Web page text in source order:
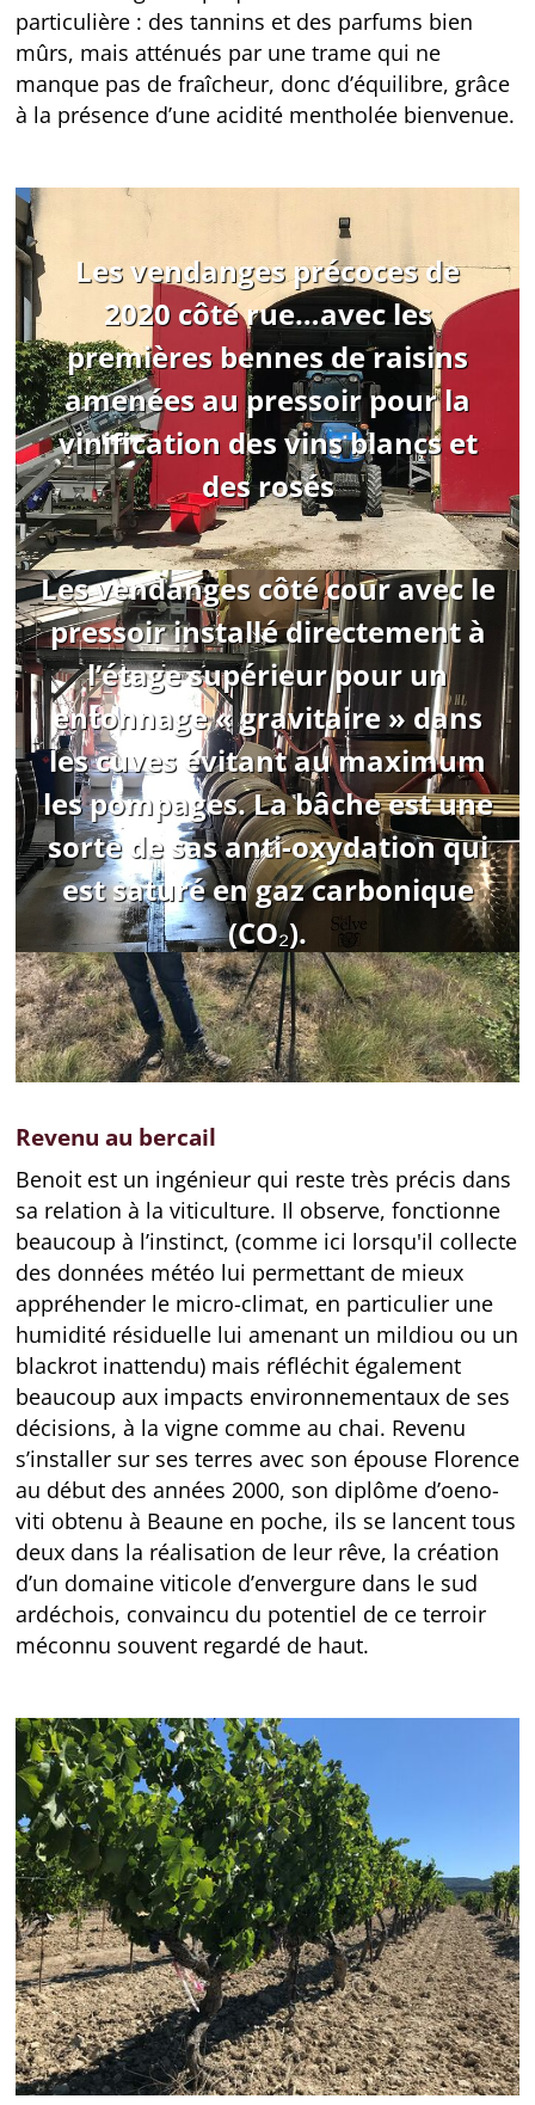
particulière : des tannins et des parfums bien
mûrs, mais atténués par une trame qui ne
manque pas de fraîcheur, donc d’équilibre, grâce
à la présence d’une acidité mentholée bienvenue.
Les vendanges précoces de
2020 côté rue…avec les
premières bennes de raisins
amenées au pressoir pour la
vinification des vins blancs et
des rosés
Les vendanges côté cour avec le
pressoir installé directement à
l’étage supérieur pour un
entonnage « gravitaire » dans
les cuves évitant au maximum
les pompages. La bâche est une
sorte de sas anti-oxydation qui
est saturé en gaz carbonique
(CO₂).
Revenu au bercail
Benoit est un ingénieur qui reste très précis dans
sa relation à la viticulture. Il observe, fonctionne
beaucoup à l’instinct, (comme ici lorsqu'il collecte
des données météo lui permettant de mieux
appréhender le micro-climat, en particulier une
humidité résiduelle lui amenant un mildiou ou un
blackrot inattendu) mais réfléchit également
beaucoup aux impacts environnementaux de ses
décisions, à la vigne comme au chai. Revenu
s’installer sur ses terres avec son épouse Florence
au début des années 2000, son diplôme d’oeno-
viti obtenu à Beaune en poche, ils se lancent tous
deux dans la réalisation de leur rêve, la création
d’un domaine viticole d’envergure dans le sud
ardéchois, convaincu du potentiel de ce terroir
méconnu souvent regardé de haut.